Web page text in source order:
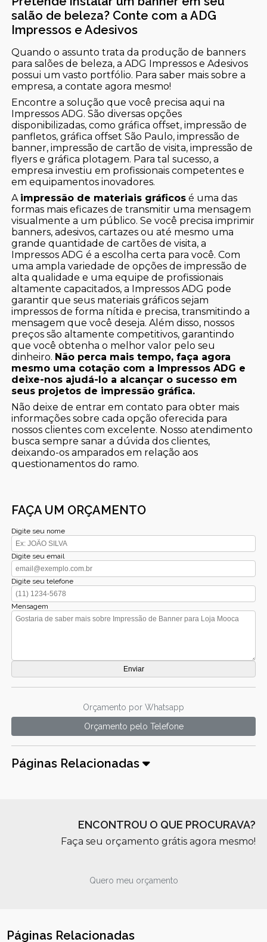
salão de beleza? Conte com a ADG
Impressos e Adesivos
Quando o assunto trata da produção de banners
para salões de beleza, a ADG Impressos e Adesivos
possui um vasto portfólio. Para saber mais sobre a
empresa, a contate agora mesmo!
Encontre a solução que você precisa aqui na
Impressos ADG. São diversas opções
disponibilizadas, como gráfica offset, impressão de
panfletos, gráfica offset São Paulo, impressão de
banner, impressão de cartão de visita, impressão de
flyers e gráfica plotagem. Para tal sucesso, a
empresa investiu em profissionais competentes e
em equipamentos inovadores.
A impressão de materiais gráficos é uma das
formas mais eficazes de transmitir uma mensagem
visualmente a um público. Se você precisa imprimir
banners, adesivos, cartazes ou até mesmo uma
grande quantidade de cartões de visita, a
Impressos ADG é a escolha certa para você. Com
uma ampla variedade de opções de impressão de
alta qualidade e uma equipe de profissionais
altamente capacitados, a Impressos ADG pode
garantir que seus materiais gráficos sejam
impressos de forma nítida e precisa, transmitindo a
mensagem que você deseja. Além disso, nossos
preços são altamente competitivos, garantindo
que você obtenha o melhor valor pelo seu
dinheiro. Não perca mais tempo, faça agora
mesmo uma cotação com a Impressos ADG e
deixe-nos ajudá-lo a alcançar o sucesso em
seus projetos de impressão gráfica.
Não deixe de entrar em contato para obter mais
informações sobre cada opção oferecida para
nossos clientes com excelente. Nosso atendimento
busca sempre sanar a dúvida dos clientes,
deixando-os amparados em relação aos
questionamentos do ramo.
FAÇA UM ORÇAMENTO
Digite seu nome
Digite seu email
Digite seu telefone
Mensagem
Orçamento por Whatsapp
Orçamento pelo Telefone
Páginas Relacionadas
ENCONTROU O QUE PROCURAVA?
Faça seu orçamento grátis agora mesmo!
Quero meu orçamento
Páginas Relacionadas